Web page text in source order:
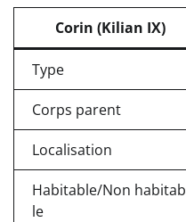
Corin (Kilian IX)
Type
Corps parent
Localisation
Habitable/Non habitab
le